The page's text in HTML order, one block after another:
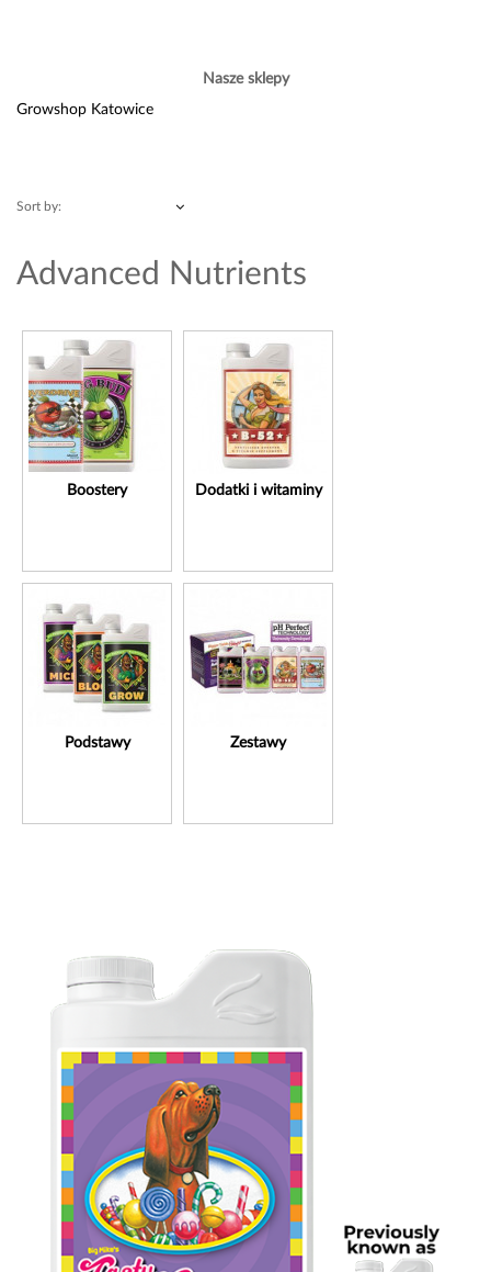
Nasze sklepy
Growshop Katowice
Sort by:
Advanced Nutrients
Boostery Dodatki i witaminy
Podstawy Zestawy